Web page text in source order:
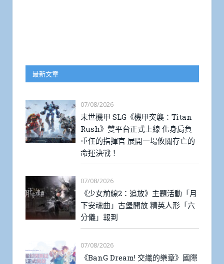
最新文章
07/08/2026
末世機甲 SLG《機甲突襲：Titan
Rush》雙平台正式上線 化身肩負
重任的指揮官 展開一場攸關存亡的
命運決戰！
07/08/2026
《少女前線2：追放》主題活動「月
下安魂曲」古堡開放 精英人形「六
分儀」報到
07/08/2026
《BanG Dream! 交織的樂章》國際